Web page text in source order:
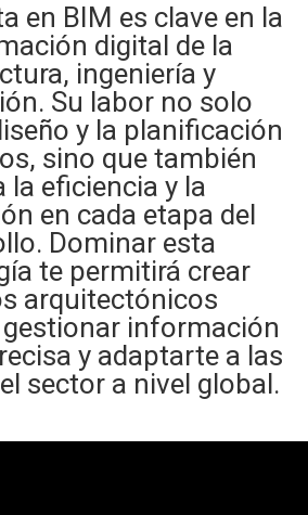
en BIM es clave en la
digital de la
ingeniería y
Su labor no solo
y la planificación
sino que también
la eficiencia y la
en cada etapa del
Dominar esta
te permitirá crear
arquitectónicos
información
y adaptarte a las
sector a nivel global.